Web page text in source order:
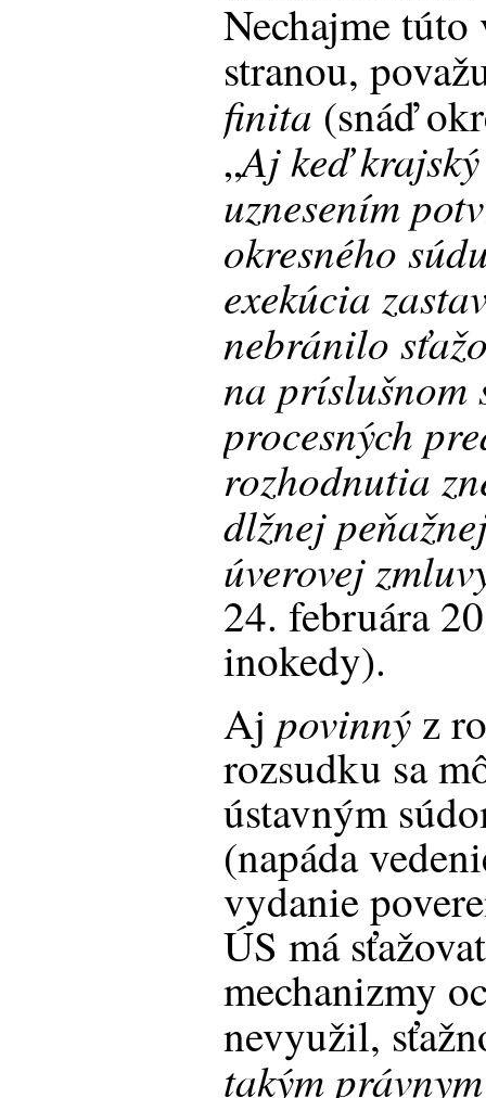
Nechajme
stranou,
finita (snáď
„Aj keď
uznesením
okresného
exekúcia
nebránilo
na príslušnom
procesných
rozhodnutia
dlžnej
úverovej
24. februára
inokedy).
Aj povinný z
rozsudku sa
ústavným
(napáda
vydanie
ÚS má
mechanizmy
nevyužil,
takým